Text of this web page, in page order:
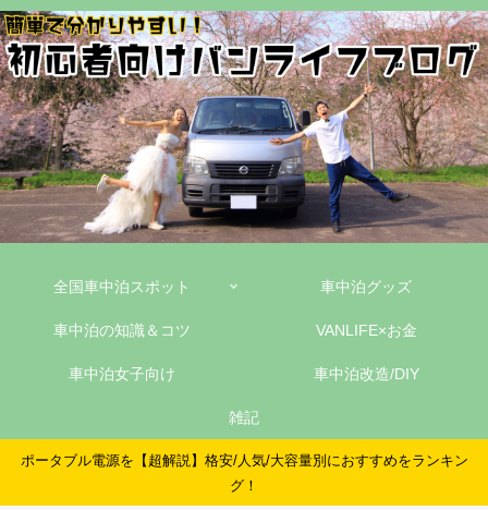
全国車中泊スポット 車中泊グッズ
車中泊の知識＆コツ VANLIFE×お金
車中泊女子向け 車中泊改造/DIY
雑記
ポータブル電源を【超解説】格安/人気/大容量別におすすめをランキン
グ！